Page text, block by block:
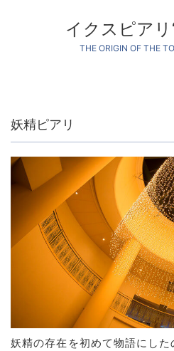
イクスピアリ
妖精ピアリ
妖精の存在を初めて物語にし